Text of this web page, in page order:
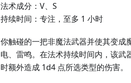
法术成分：V、S
持续时间：专注，至多 1 小时
你触碰的一把非魔法武器并使其变成
电、雷鸣。在法术持续时间内，该武
时额外造成 1d4 点所选类型的伤害。